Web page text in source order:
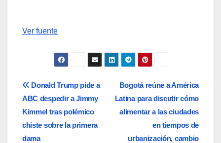
Ver fuente
Navegación
de
entradas
Bogotá reúne a América
Latina para discutir cómo
alimentar a las ciudades
en tiempos de
urbanización, cambio
Donald Trump pide a
ABC despedir a Jimmy
Kimmel tras polémico
chiste sobre la primera
dama